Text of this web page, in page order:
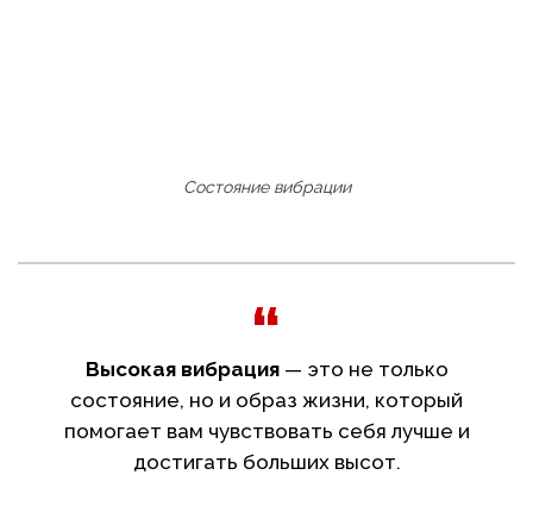
Состояние вибрации
Высокая вибрация— это не только
состояние, но и образ жизни, который
помогает вам чувствовать себя лучше и
достигать больших высот.